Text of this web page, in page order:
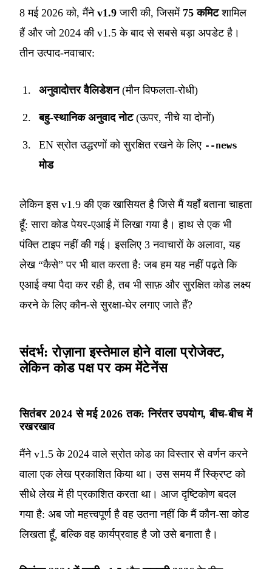
8 मई 2026 को, मैंने v1.9 जारी की, जिसमें 75 कमिटशामिल
हैं और जो 2024 की v1.5 के बाद से सबसे बड़ा अपडेट है।
तीन उत्पाद-नवाचार:
अनुवादोत्तर वैलिडेशन(मौन विफलता-रोधी)
बहु-स्थानिक अनुवाद नोट(ऊपर, नीचे या दोनों)
EN स्रोत उद्धरणों को सुरक्षित रखने के लिए --news
मोड
लेकिन इस v1.9 की एक खासियत है जिसे मैं यहाँ बताना चाहता
हूँ: सारा कोड पेयर-एआई में लिखा गया है। हाथ से एक भी
पंक्ति टाइप नहीं की गई। इसलिए 3 नवाचारों के अलावा, यह
लेख “कैसे” पर भी बात करता है: जब हम यह नहीं पढ़ते कि
एआई क्या पैदा कर रही है, तब भी साफ़ और सुरक्षित कोड लक्ष्य
करने के लिए कौन-से सुरक्षा-घेर लगाए जाते हैं?
संदर्भ: रोज़ाना इस्तेमाल होने वाला प्रोजेक्ट,
लेकिन कोड पक्ष पर कम मेंटेनेंस
सितंबर 2024 से मई 2026 तक: निरंतर उपयोग, बीच-बीच में
रखरखाव
मैंने v1.5 के 2024 वाले स्रोत कोड का विस्तार से वर्णन करने
वाला एक लेखप्रकाशित किया था। उस समय मैं स्क्रिप्ट को
सीधे लेख में ही प्रकाशित करता था। आज दृष्टिकोण बदल
गया है: अब जो महत्त्वपूर्ण है वह उतना नहीं कि मैं कौन-सा कोड
लिखता हूँ, बल्कि वह कार्यप्रवाह है जो उसे बनाता है।